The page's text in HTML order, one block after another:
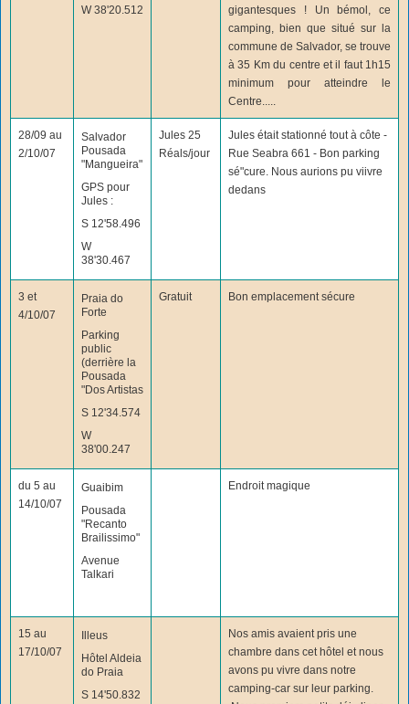
W 38'20.512
gigantesques ! Un bémol, ce
camping, bien que situé sur la
commune de Salvador, se trouve
à 35 Km du centre et il faut 1h15
minimum pour atteindre le
Centre.....
28/09 au
2/10/07
Salvador
Pousada
"Mangueira"
GPS pour
Jules :
S 12'58.496
W
38'30.467
Jules 25
Réals/jour
Jules était stationné tout à côte -
Rue Seabra 661 - Bon parking
sé"cure. Nous aurions pu viivre
dedans
3 et
4/10/07
Praia do
Forte
Parking
public
(derrière la
Pousada
"Dos Artistas
S 12'34.574
W
38'00.247
Gratuit Bon emplacement sécure
du 5 au
14/10/07
Guaibim
Pousada
"Recanto
Brailissimo"
Avenue
Talkari
Endroit magique
15 au
17/10/07
Illeus
Hôtel Aldeia
do Praia
S 14'50.832
Nos amis avaient pris une
chambre dans cet hôtel et nous
avons pu vivre dans notre
camping-car sur leur parking.